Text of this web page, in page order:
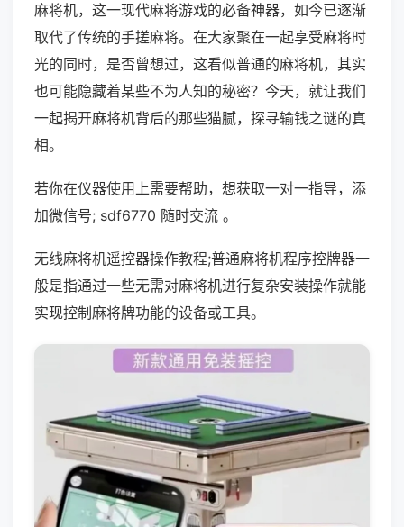
麻将机，这一现代麻将游戏的必备神器，如今已逐渐
取代了传统的手搓麻将。在大家聚在一起享受麻将时
光的同时，是否曾想过，这看似普通的麻将机，其实
也可能隐藏着某些不为人知的秘密？今天，就让我们
一起揭开麻将机背后的那些猫腻，探寻输钱之谜的真
相。
若你在仪器使用上需要帮助，想获取一对一指导，添
加微信号; sdf6770 随时交流 。
无线麻将机遥控器操作教程;普通麻将机程序控牌器一
般是指通过一些无需对麻将机进行复杂安装操作就能
实现控制麻将牌功能的设备或工具。